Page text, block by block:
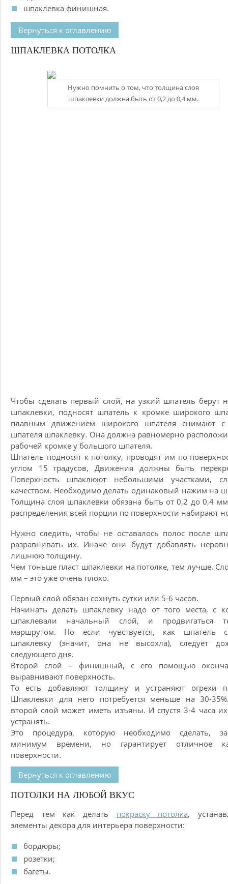
шпаклевка финишная.
Вернуться к оглавлению
ШПАКЛЕВКА ПОТОЛКА
Нужно помнить о том, что толщина слоя
шпаклевки должна быть от 0,2 до 0,4 мм.
Чтобы сделать первый слой, на узкий шпатель берут
шпаклевки, подносят шпатель к кромке широкого
плавным движением широкого шпателя снимают с
шпателя шпаклевку. Она должна равномерно
рабочей кромке у большого шпателя.
Шпатель подносят к потолку, проводят им по
углом 15 градусов, Движения должны быть
Поверхность шпаклюют небольшими участками,
качеством. Необходимо делать одинаковый нажим на
Толщина слоя шпаклевки обязана быть от 0,2 до 0,4
распределения всей порции по поверхности набирают
Нужно следить, чтобы не оставалось полос после
разравнивать их. Иначе они будут добавлять
лишнюю толщину.
Чем тоньше пласт шпаклевки на потолке, тем лучше.
мм – это уже очень плохо.
Первый слой обязан сохнуть сутки или 5-6 часов.
Начинать делать шпаклевку надо от того места, с
шпаклевали начальный слой, и продвигаться
маршрутом. Но если чувствуется, как шпатель
шпаклевку (значит, она не высохла), следует
следующего дня.
Второй слой – финишный, с его помощью
выравнивают поверхность.
То есть добавляют толщину и устраняют огрехи
Шпаклевки для него потребуется меньше на 30-
второй слой может иметь изъяны. И спустя 3-4 часа
устранять.
Это процедура, которую необходимо сделать,
минимум времени, но гарантирует отличное
поверхности.
Вернуться к оглавлению
ПОТОЛКИ НА ЛЮБОЙ ВКУС
Перед тем как делать покраску потолка,
элементы декора для интерьера поверхности:
бордюры;
розетки;
багеты.